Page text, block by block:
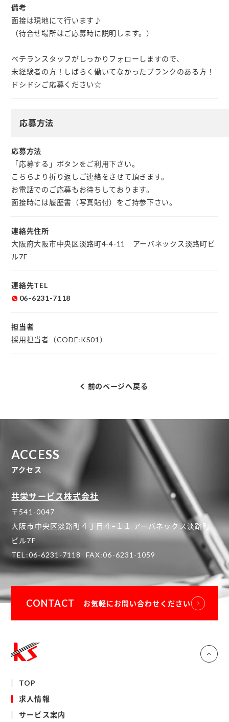
備考
面接は現地にて行います♪
（待合せ場所はご応募時に説明します。）
ベテランスタッフがしっかりフォローしますので、
未経験者の方！しばらく働いてなかったブランクのある方！
ドシドシご応募ください☆
応募方法
応募方法
「応募する」ボタンをご利用下さい。
こちらより折り返しご連絡をさせて頂きます。
お電話でのご応募もお待ちしております。
面接時には履歴書（写真貼付）をご持参下さい。
連絡先住所
大阪府大阪市中央区淡路町4-4-11 アーバネックス淡路町ビ
ル7F
連絡先TEL
06-6231-7118
担当者
採用担当者（CODE:KS01）
前のページへ戻る
ACCESS
アクセス
共栄サービス株式会社
〒541-0047
大阪市中央区淡路町４丁目４−１１ アーバネックス淡路町
ビル7F
TEL:06-6231-7118 FAX:06-6231-1059
CONTACT お気軽にお問い合わせください
TOP
求人情報
サービス案内